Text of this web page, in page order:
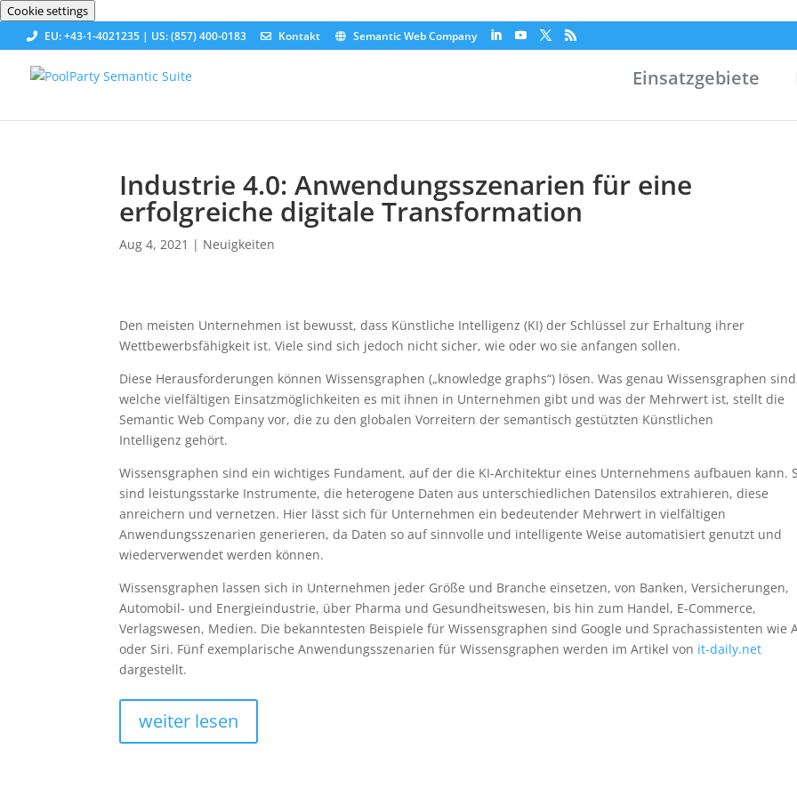
Cookie settings
EU: +43-1-4021235 | US: (857) 400-0183 Kontakt Semantic Web Company
Einsatzgebiete
Industrie 4.0: Anwendungsszenarien für eine
erfolgreiche digitale Transformation
Aug 4, 2021 | Neuigkeiten
Den meisten Unternehmen ist bewusst, dass Künstliche Intelligenz (KI) der Schlüssel zur Erhaltung ihrer
Wettbewerbsfähigkeit ist. Viele sind sich jedoch nicht sicher, wie oder wo sie anfangen sollen.
Diese Herausforderungen können Wissensgraphen („knowledge graphs“) lösen. Was genau Wissensgraphen
welche vielfältigen Einsatzmöglichkeiten es mit ihnen in Unternehmen gibt und was der Mehrwert ist, stellt die
Semantic Web Company vor, die zu den globalen Vorreitern der semantisch gestützten Künstlichen
Intelligenz gehört.
Wissensgraphen sind ein wichtiges Fundament, auf der die KI-Architektur eines Unternehmens aufbauen kann.
sind leistungsstarke Instrumente, die heterogene Daten aus unterschiedlichen Datensilos extrahieren, diese
anreichern und vernetzen. Hier lässt sich für Unternehmen ein bedeutender Mehrwert in vielfältigen
Anwendungsszenarien generieren, da Daten so auf sinnvolle und intelligente Weise automatisiert genutzt und
wiederverwendet werden können.
Wissensgraphen lassen sich in Unternehmen jeder Größe und Branche einsetzen, von Banken, Versicherungen,
Automobil- und Energieindustrie, über Pharma und Gesundheitswesen, bis hin zum Handel, E-Commerce,
Verlagswesen, Medien. Die bekanntesten Beispiele für Wissensgraphen sind Google und Sprachassistenten wie
oder Siri. Fünf exemplarische Anwendungsszenarien für Wissensgraphen werden im Artikel von it-daily.net
dargestellt.
weiter lesen